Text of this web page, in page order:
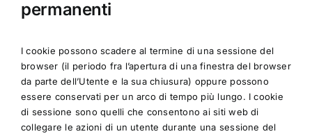
permanenti
I cookie possono scadere al termine di una sessione del
browser (il periodo fra l’apertura di una finestra del browser
da parte dell’Utente e la sua chiusura) oppure possono
essere conservati per un arco di tempo più lungo. I cookie
di sessione sono quelli che consentono ai siti web di
collegare le azioni di un utente durante una sessione del